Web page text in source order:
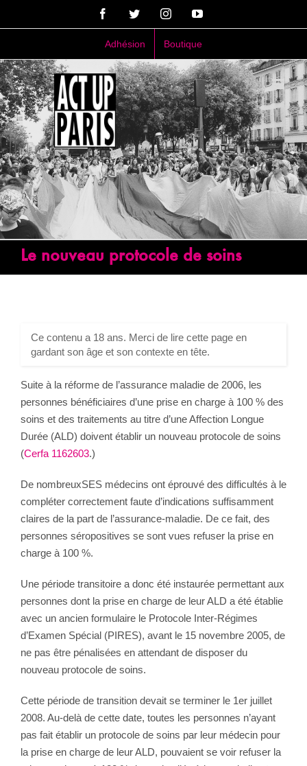
FacebookTwitterInstagramYouTube
Adhésion Boutique
Le nouveau protocole de soins
Ce contenu a 18 ans. Merci de lire cette page en
gardant son âge et son contexte en tête.
Suite à la réforme de l’assurance maladie de 2006, les
personnes bénéficiaires d’une prise en charge à 100 % des
soins et des traitements au titre d’une Affection Longue
Durée (ALD) doivent établir un nouveau protocole de soins
(Cerfa 1162603.)
De nombreuxSES médecins ont éprouvé des difficultés à le
compléter correctement faute d’indications suffisamment
claires de la part de l’assurance-maladie. De ce fait, des
personnes séropositives se sont vues refuser la prise en
charge à 100 %.
Une période transitoire a donc été instaurée permettant aux
personnes dont la prise en charge de leur ALD a été établie
avec un ancien formulaire le Protocole Inter-Régimes
d’Examen Spécial (PIRES), avant le 15 novembre 2005, de
ne pas être pénalisées en attendant de disposer du
nouveau protocole de soins.
Cette période de transition devait se terminer le 1er juillet
2008. Au-delà de cette date, toutes les personnes n’ayant
pas fait établir un protocole de soins par leur médecin pour
la prise en charge de leur ALD, pouvaient se voir refuser la